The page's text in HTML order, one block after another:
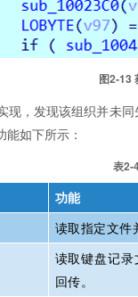
图2‑13
现，发现该组织并未
如下所示：
表2-
功能
读取指定文件
读取键盘记录
回传。